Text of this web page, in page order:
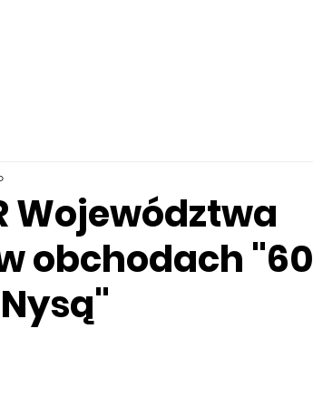
Województwa
obchodach "60